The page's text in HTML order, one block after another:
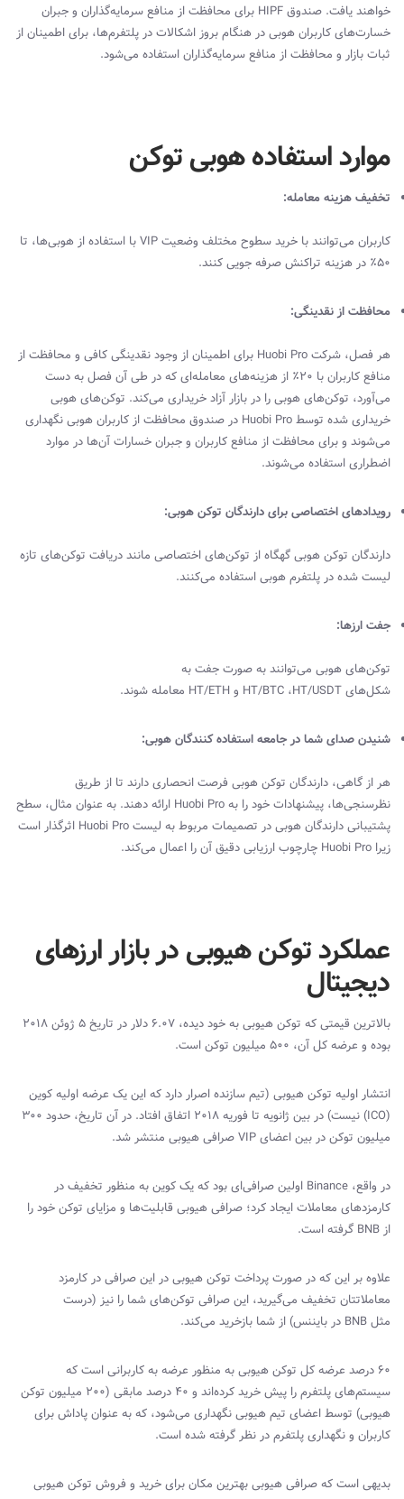
خواهند یافت. صندوقHIPF برای محافظت از منافع سرمایه‌گذاران و جبران
خسارت‌های کاربران هوبی در هنگام بروز اشکالات در پلتفرم‌ها، برای اطمینان از
ثبات بازار و محافظت از منافع سرمایه‌گذاران استفاده می‌شود.
موارد استفاده هوبی توکن
تخفیف هزینه معامله:
کاربران می‌توانند با خرید سطوح مختلف وضعیتVIPبا استفاده از هوبی‌ها، تا
50٪ در هزینه تراکنش صرفه جویی کنند.
محافظت از نقدینگی:
هر فصل، شرکتHuobi Pro برای اطمینان از وجود نقدینگی کافی و محافظت از
منافع کاربران با 20٪ از هزینه‌های معامله‌ای که در طی آن فصل به دست
می‌آورد‌، توکن‌های هوبی را در بازار آزاد خریداری می‌کند. توکن‌های هوبی
خریداری شده توسطHuobi Pro در صندوق محافظت از کاربران هوبی نگهداری
می‌شوند و برای محافظت از منافع کاربران و جبران خسارات آن‌ها در موارد
اضطراری استفاده می‌شوند.
رویدادهای اختصاصی برای دارندگان توکن هوبی:
دارندگان توکن هوبی گهگاه از توکن‌های اختصاصی مانند دریافت توکن‌های تازه
لیست شده در پلتفرم هوبی استفاده می‌کنند.
جفت‌ ارزها:
توکن‌های هوبی می‌توانند به صورت جفت به
شکل‌هایHT/USDT، HT/BTC وHT/ETH معامله شوند.
شنیدن صدای شما در جامعه استفاده کنندگان هوبی:
هر از گاهی، دارندگان توکن هوبی فرصت انحصاری دارند تا از طریق
نظرسنجی‌ها، پیشنهادات خود را بهHuobi Pro ارائه دهند. به عنوان مثال، سطح
پشتیبانی دارندگان هوبی در تصمیمات مربوط به لیستHuobi Pro اثرگذار است
زیرا Huobi Pro چارچوب ارزیابی دقیق آن را اعمال می‌کند.
عملکرد توکن هیوبی در بازار ارزهای
دیجیتال
بالاترین قیمتی که توکن هیوبی به خود دیده، ۶.۰۷ دلار در تاریخ ۵ ژوئن ۲۰۱۸
بوده و عرضه کل آن، ۵۰۰ میلیون توکن است.
انتشار اولیه توکن هیوبی (تیم سازنده اصرار دارد که این یک عرضه اولیه کوین
(
ICO
) نیست) در بین ژانویه تا فوریه ۲۰۱۸ اتفاق افتاد. در آن تاریخ، حدود ۳۰۰
میلیون توکن در بین اعضایVIP‌صرافی هیوبی منتشر شد.
در واقع، Binance اولین صرافی‌ای بود که یک کوین به منظور تخفیف در
کارمزدهای معاملات ایجاد کرد؛ صرافی هیوبی قابلیت‌ها و مزایای توکن خود را
از BNB گرفته است.
علاوه بر این که در صورت پرداخت توکن هیوبی در این صرافی در کارمزد
معاملاتتان تخفیف می‌گیرید، این صرافی توکن‌های شما را نیز (درست
مثلBNB‌ در بایننس) از شما بازخرید می‌کند.
۶۰ درصد عرضه کل توکن هیوبی به منظور عرضه به کاربرانی است که
سیستم‌های پلتفرم را پیش خرید کرده‌اند و ۴۰ درصد مابقی (۲۰۰ میلیون توکن
هیوبی) توسط اعضای تیم هیوبی نگهداری می‌شود، که به عنوان پاداش برای
کاربران و نگهداری پلتفرم در نظر گرفته شده است.
بدیهی است که صرافی هیوبی بهترین مکان برای خرید و فروش توکن هیوبی